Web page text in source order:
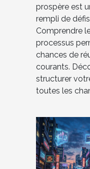
prospère est
rempli de
Comprendre
processus
chances de
courants.
structurer
toutes les